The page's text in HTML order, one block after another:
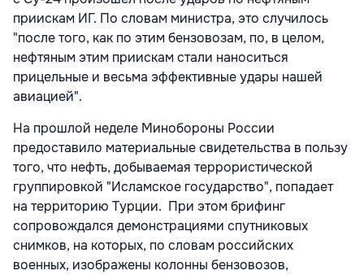
приискам ИГ. По словам министра, это случилось
"после того, как по этим бензовозам, по, в целом,
нефтяным этим приискам стали наноситься
прицельные и весьма эффективные удары нашей
авиацией".
На прошлой неделе Минобороны России
предоставило материальные свидетельства в пользу
того, что нефть, добываемая террористической
группировкой "Исламское государство", попадает
на территорию Турции. При этом брифинг
сопровождался демонстрациями спутниковых
снимков, на которых, по словам российских
военных, изображены колонны бензовозов,